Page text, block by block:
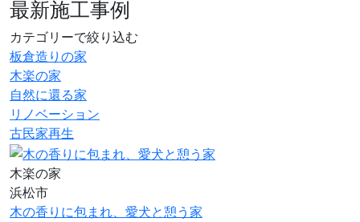
最新施工事例
カテゴリーで絞り込む
板倉造りの家
木楽の家
自然に還る家
リノベーション
古民家再生
木楽の家
浜松市
木の香りに包まれ、愛犬と憩う家